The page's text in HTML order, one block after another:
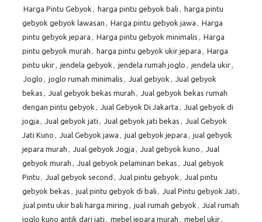
Harga Pintu Gebyok , harga pintu gebyok bali , harga pintu
gebyok gebyok lawasan , Harga pintu gebyok jawa , Harga
pintu gebyok jepara , Harga pintu gebyok minimalis , Harga
pintu gebyok murah , harga pintu gebyok ukir jepara , Harga
pintu ukir, jendela gebyok , jendela rumah joglo , jendela ukir,
Joglo , joglo rumah minimalis , Jual gebyok , Jual gebyok
bekas , Jual gebyok bekas murah , Jual gebyok bekas rumah
dengan pintu gebyok , Jual Gebyok Di Jakarta , Jual gebyok di
jogja , Jual gebyok jati , Jual gebyok jati bekas , Jual Gebyok
Jati Kuno , Jual Gebyok jawa , jual gebyok jepara , jual gebyok
jepara murah , Jual gebyok Jogja , Jual gebyok kuno , Jual
gebyok murah , Jual gebyok pelaminan bekas , Jual gebyok
Pintu , Jual gebyok second , Jual pintu gebyok , Jual pintu
gebyok bekas , jual pintu gebyok di bali , Jual Pintu gebyok Jati ,
jual pintu ukir bali harga miring , jual rumah gebyok , Jual rumah
joglo kuno antik dari jati , mebel jepara murah , mebel ukir,